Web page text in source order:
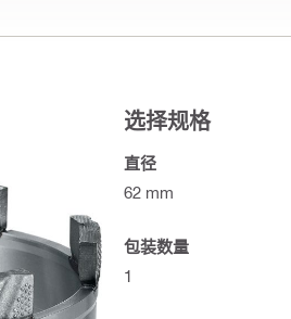
选择规格
直径
62 mm
包装数量
1